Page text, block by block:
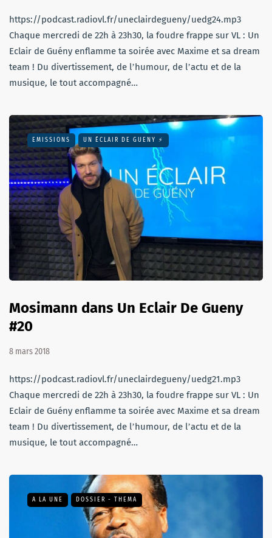
https://podcast.radiovl.fr/uneclairdegueny/uedg24.mp3
Chaque mercredi de 22h à 23h30, la foudre frappe sur VL : Un
Eclair de Guény enflamme ta soirée avec Maxime et sa dream
team ! Du divertissement, de lʼhumour, de lʼactu et de la
musique, le tout accompagné…
EMISSIONS UN ÉCLAIR DE GUENY ⚡️
Mosimann dans Un Eclair De Gueny
#20
8 mars 2018
https://podcast.radiovl.fr/uneclairdegueny/uedg21.mp3
Chaque mercredi de 22h à 23h30, la foudre frappe sur VL : Un
Eclair de Guény enflamme ta soirée avec Maxime et sa dream
team ! Du divertissement, de lʼhumour, de lʼactu et de la
musique, le tout accompagné…
A LA UNE DOSSIER - THEMA